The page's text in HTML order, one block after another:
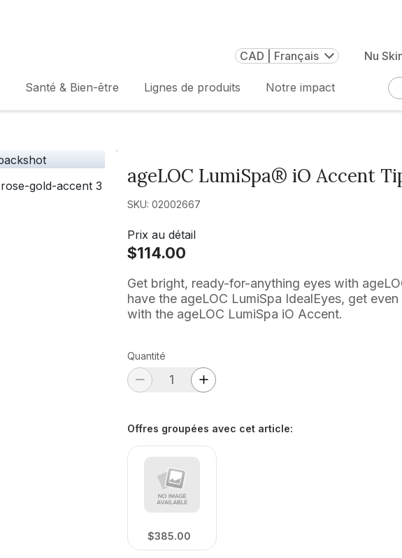
CAD | Français Nu
Santé & Bien-être Lignes de produits Notre impact
ageLOC LumiSpa® iO Accent
SKU: 02002667
Prix au détail
$114.00
Get bright, ready-for-anything eyes with
have the ageLOC LumiSpa IdealEyes, get
with the ageLOC LumiSpa iO Accent.
Quantité
Offres groupées avec cet article:
$385.00